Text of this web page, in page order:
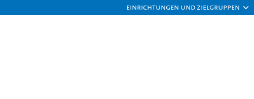
Einrichtungen und Zielgruppen